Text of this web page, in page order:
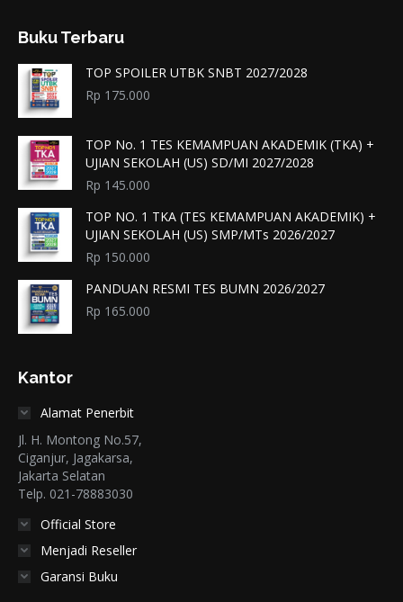
Buku Terbaru
TOP SPOILER UTBK SNBT 2027/2028
Rp 175.000
TOP No. 1 TES KEMAMPUAN AKADEMIK (TKA) +
UJIAN SEKOLAH (US) SD/MI 2027/2028
Rp 145.000
TOP NO. 1 TKA (TES KEMAMPUAN AKADEMIK) +
UJIAN SEKOLAH (US) SMP/MTs 2026/2027
Rp 150.000
PANDUAN RESMI TES BUMN 2026/2027
Rp 165.000
Kantor
Alamat Penerbit
Jl. H. Montong No.57,
Ciganjur, Jagakarsa,
Jakarta Selatan
Telp. 021-78883030
Official Store
Menjadi Reseller
Garansi Buku